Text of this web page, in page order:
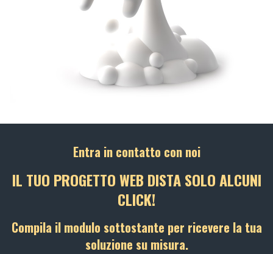
Entra in contatto con noi
IL TUO PROGETTO WEB DISTA SOLO ALCUNI
CLICK!
Compila il modulo sottostante per ricevere la tua
soluzione su misura.